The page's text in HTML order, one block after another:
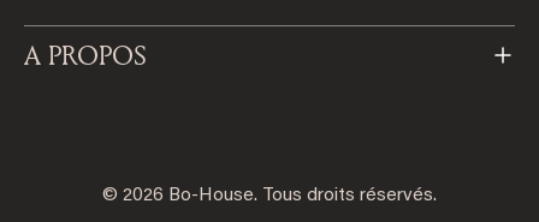
A PROPOS
© 2026 Bo-House. Tous droits réservés.